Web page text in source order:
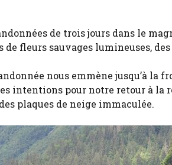
de trois jours dans le
de fleurs sauvages lumineuses,
nous emmène jusqu’à la
intentions pour notre retour à la
plaques de neige immaculée.